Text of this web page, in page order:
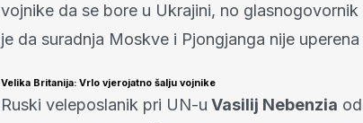
vojnike da se bore u Ukrajini, no glasnogovornik
je da suradnja Moskve i Pjongjanga nije
Velika Britanija: Vrlo vjerojatno šalju vojnike
Ruski veleposlanik pri UN-u Vasilij Nebenzia